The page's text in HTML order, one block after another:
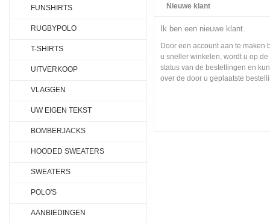
Nieuwe klant
Ik ben een nieuwe klant.
Door een account aan te maken
u sneller winkelen, wordt u op
status van de bestellingen en
over de door u geplaatste
FUNSHIRTS
RUGBYPOLO
T-SHIRTS
UITVERKOOP
VLAGGEN
UW EIGEN TEKST
BOMBERJACKS
HOODED SWEATERS
SWEATERS
POLO'S
AANBIEDINGEN